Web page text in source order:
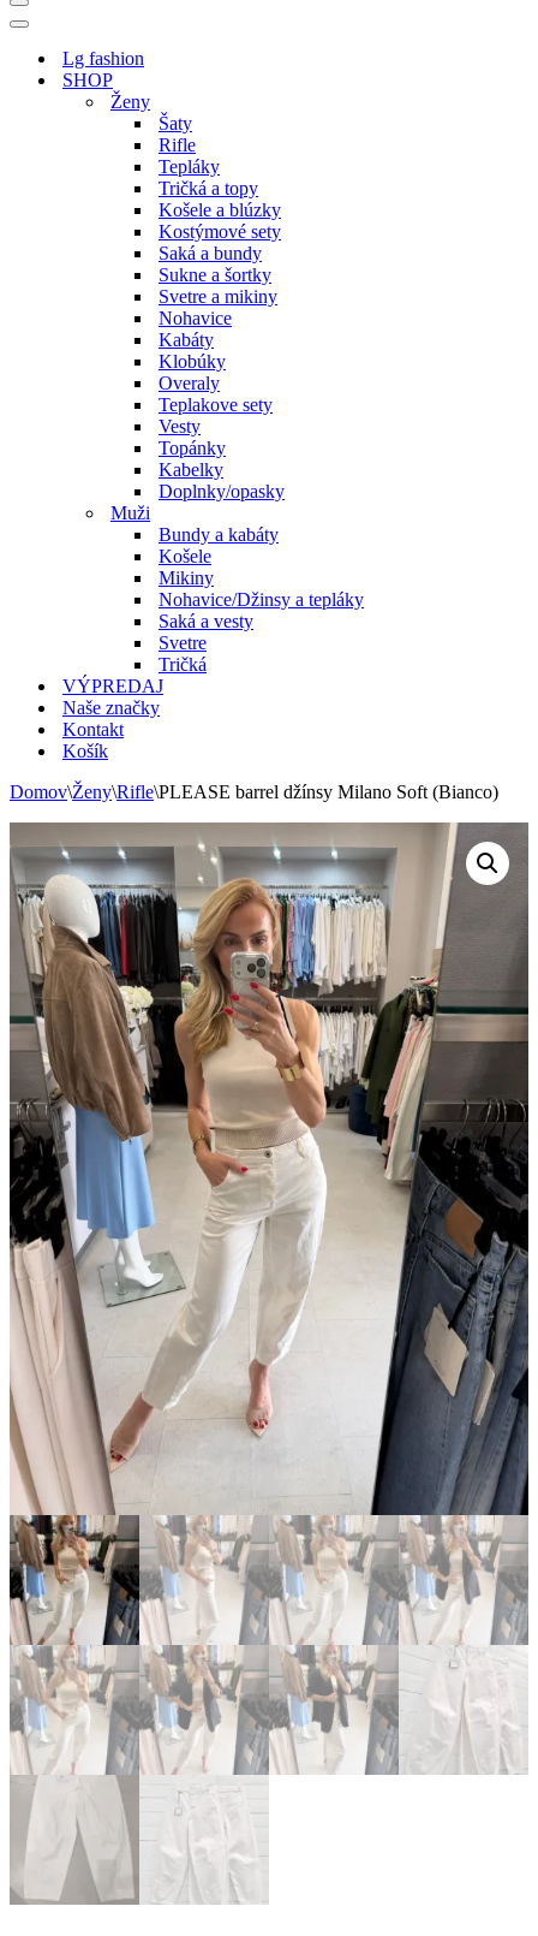
Menu
navigácie
Menu
navigácieLg fashion
SHOP
Ženy
Šaty
Rifle
Tepláky
Tričká a topy
Košele a blúzky
Kostýmové sety
Saká a bundy
Sukne a šortky
Svetre a mikiny
Nohavice
Kabáty
Klobúky
Overaly
Teplakove sety
Vesty
Topánky
Kabelky
Doplnky/opasky
Muži
Bundy a kabáty
Košele
Mikiny
Nohavice/Džinsy a tepláky
Saká a vesty
Svetre
Tričká
VÝPREDAJ
Naše značky
Kontakt
Košík
Domov\Ženy\Rifle\PLEASE barrel džínsy Milano Soft (Bianco)